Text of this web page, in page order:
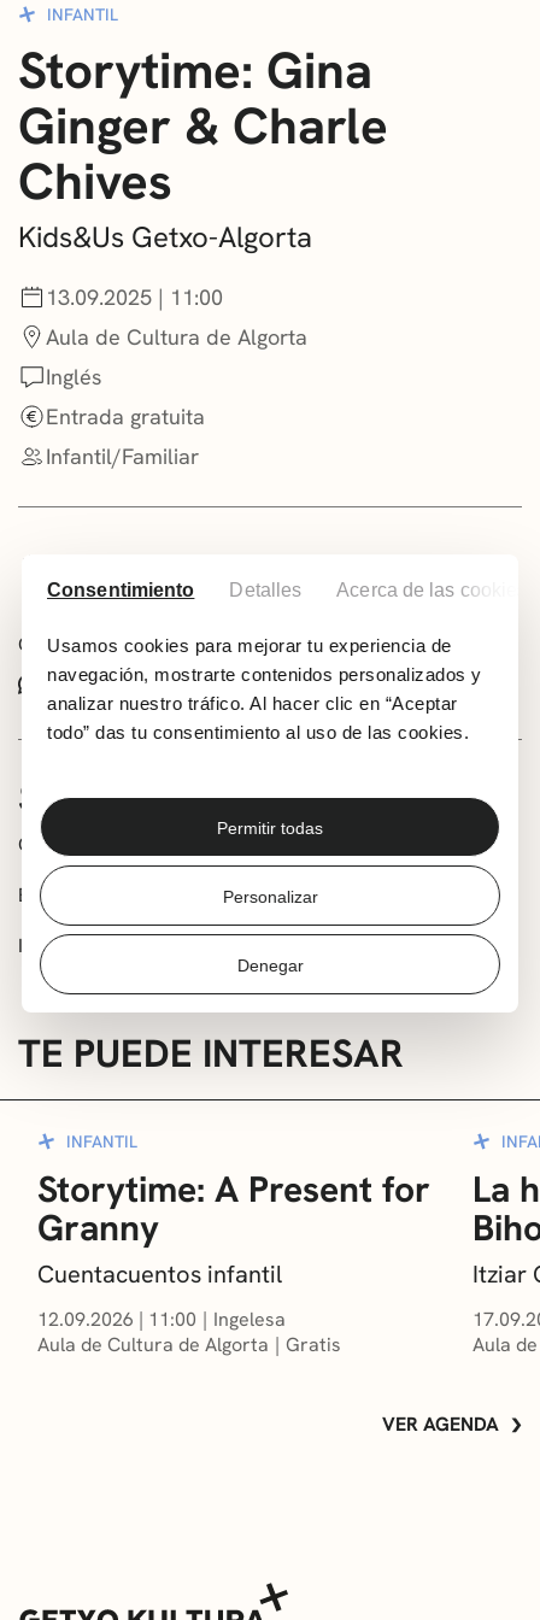
Consentimiento Detalles Acerca de las cookies
Usamos cookies para mejorar tu experiencia de
navegación, mostrarte contenidos personalizados y
analizar nuestro tráfico. Al hacer clic en “Aceptar
todo” das tu consentimiento al uso de las cookies.
Permitir todas
Personalizar
Denegar
NOTICIAS
GETXO KULTURA
ASOCIACIONES CULTURALES
INFANTIL
Storytime: Gina
Ginger & Charle
Chives
Kids&Us Getxo-Algorta
13.09.2025 | 11:00
Aula de Cultura de Algorta
Inglés
Entrada gratuita
Infantil/Familiar
Comparte este evento:
Whatsapp
Facebook X
SOBRE LA ACTIVIDAD
Organiza: KIDS&US Algorta-Getxo
Edad: 3-7 años
Inscripción: getxo@kidsandus.es / algorta@kidsandus.es
TE PUEDE INTERESAR
INFANTIL
Storytime: A Present for
Granny
Cuentacuentos infantil
12.09.2026 | 11:00
Ingelesa
Aula de Cultura de Algorta
Gratis
La
Itziar
Aula
VER AGENDA